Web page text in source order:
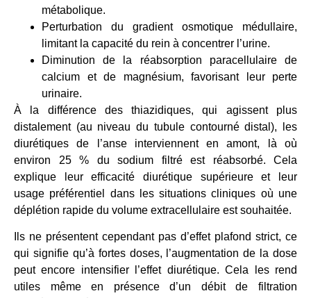
métabolique.
Perturbation du gradient osmotique médullaire,
limitant la capacité du rein à concentrer l’urine.
Diminution de la réabsorption paracellulaire de
calcium et de magnésium, favorisant leur perte
urinaire.
À la différence des thiazidiques, qui agissent plus
distalement (au niveau du tubule contourné distal), les
diurétiques de l’anse interviennent en amont, là où
environ 25 % du sodium filtré est réabsorbé. Cela
explique leur efficacité diurétique supérieure et leur
usage préférentiel dans les situations cliniques où une
déplétion rapide du volume extracellulaire est souhaitée.
Ils ne présentent cependant pas d’effet plafond strict, ce
qui signifie qu’à fortes doses, l’augmentation de la dose
peut encore intensifier l’effet diurétique. Cela les rend
utiles même en présence d’un débit de filtration